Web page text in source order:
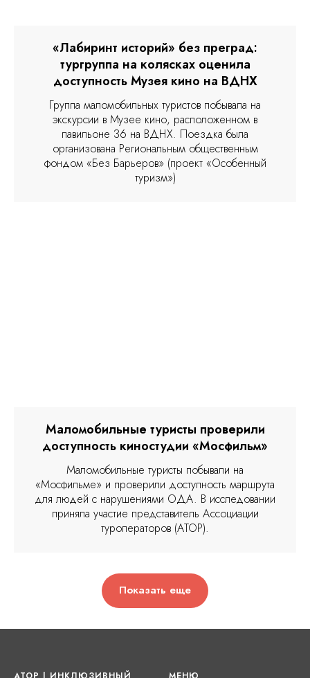
«Лабиринт историй» без преград:
тургруппа на колясках оценила
доступность Музея кино на ВДНХ
Группа маломобильных туристов побывала на
экскурсии в Музее кино, расположенном в
павильоне 36 на ВДНХ. Поездка была
организована Региональным общественным
фондом «Без Барьеров» (проект «Особенный
туризм»)
Маломобильные туристы проверили
доступность киностудии «Мосфильм»
Маломобильные туристы побывали на
«Мосфильме» и проверили доступность маршрута
для людей с нарушениями ОДА. В исследовании
приняла участие представитель Ассоциации
туроператоров (АТОР).
Показать еще